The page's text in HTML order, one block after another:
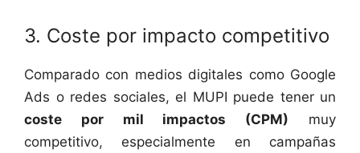
3. Coste por impacto competitivo
Comparado con medios digitales como Google
Ads o redes sociales, el MUPI puede tener un
coste por mil impactos (CPM) muy
competitivo, especialmente en campañas